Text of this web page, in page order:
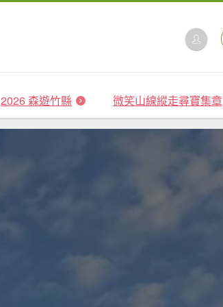
2026 森遊竹縣 微笑山線縱走尋寶集章